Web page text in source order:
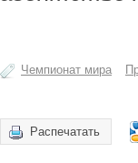
Чемпионат мира
Распечатать